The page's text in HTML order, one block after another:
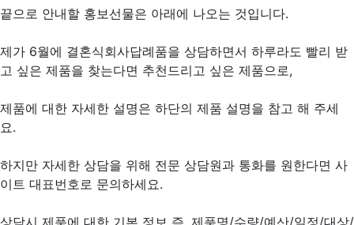
끝으로 안내할 홍보선물은 아래에 나오는 것입니다.
제가 6월에 결혼식회사답례품을 상담하면서 하루라도 빨리 받
고 싶은 제품을 찾는다면 추천드리고 싶은 제품으로,
제품에 대한 자세한 설명은 하단의 제품 설명을 참고 해 주세
요.
하지만 자세한 상담을 위해 전문 상담원과 통화를 원한다면 사
이트 대표번호로 문의하세요.
상담시 제품에 대한 기본 정보 즉, 제품명/수량/예산/일정/대상/